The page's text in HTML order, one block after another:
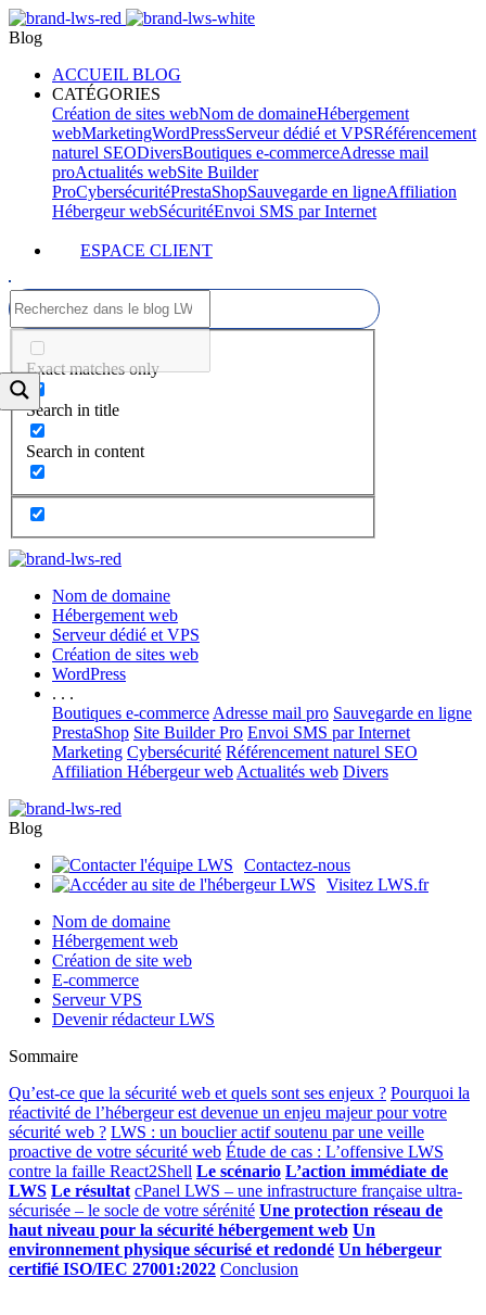
Blog
ACCUEIL BLOG
CATÉGORIES
Création de sites webNom de domaineHébergement
webMarketingWordPressServeur dédié et VPSRéférencement
naturel SEODiversBoutiques e-commerceAdresse mail
proActualités webSite Builder
ProCybersécuritéPrestaShopSauvegarde en ligneAffiliation
Hébergeur webSécuritéEnvoi SMS par Internet
ESPACE CLIENT
Exact matches only
Search in title
Search in content
Nom de domaine
Hébergement web
Serveur dédié et VPS
Création de sites web
WordPress
. . .
Boutiques e-commerce Adresse mail pro Sauvegarde en ligne
PrestaShop Site Builder Pro Envoi SMS par Internet
Marketing Cybersécurité Référencement naturel SEO
Affiliation Hébergeur web Actualités web Divers
Blog
Contactez-nous
Visitez LWS.fr
Nom de domaine
Hébergement web
Création de site web
E-commerce
Serveur VPS
Devenir rédacteur LWS
Sommaire
Qu’est-ce que la sécurité web et quels sont ses enjeux ? Pourquoi la
réactivité de l’hébergeur est devenue un enjeu majeur pour votre
sécurité web ? LWS : un bouclier actif soutenu par une veille
proactive de votre sécurité web Étude de cas : L’offensive LWS
contre la faille React2Shell Le scénario L’action immédiate de
LWS Le résultat cPanel LWS – une infrastructure française ultra-
sécurisée – le socle de votre sérénité Une protection réseau de
haut niveau pour la sécurité hébergement web Un
environnement physique sécurisé et redondé Un hébergeur
certifié ISO/IEC 27001:2022 Conclusion